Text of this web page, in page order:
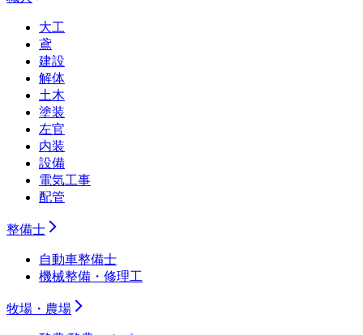
大工
鳶
建設
解体
土木
塗装
左官
内装
設備
電気工事
配管
整備士
自動車整備士
機械整備・修理工
牧場・農場